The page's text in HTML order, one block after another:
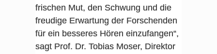
frischen Mut, den Schwung und die
freudige Erwartung der Forschenden
für ein besseres Hören einzufangen“,
sagt Prof. Dr. Tobias Moser, Direktor